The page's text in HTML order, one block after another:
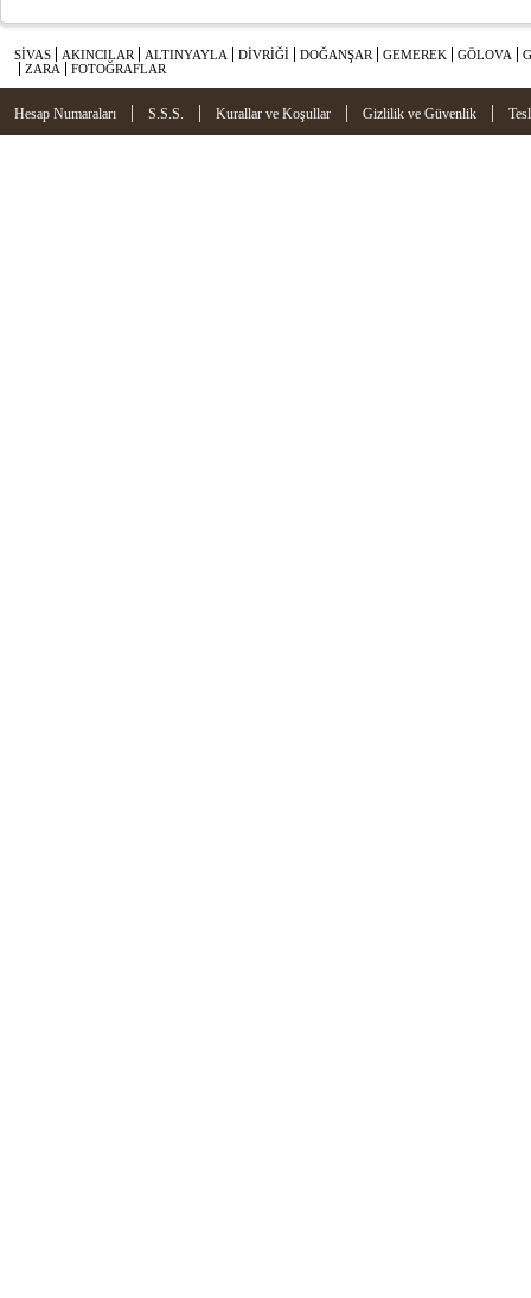
SİVAS AKINCILAR ALTINYAYLA DİVRİĞİ DOĞANŞAR GEMEREK GÖLOVA
ZARA
FOTOĞRAFLAR
Hesap Numaraları | S.S.S. | Kurallar ve Koşullar | Gizlilik ve Güvenlik |